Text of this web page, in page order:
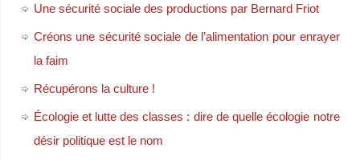
Une sécurité sociale des productions par Bernard Friot
Créons une sécurité sociale de l’alimentation pour enrayer
la faim
Récupérons la culture !
Écologie et lutte des classes : dire de quelle écologie notre
désir politique est le nom